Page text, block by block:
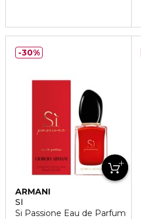
ARMANI
SÍ
Si Passione Eau de Parfum
30%